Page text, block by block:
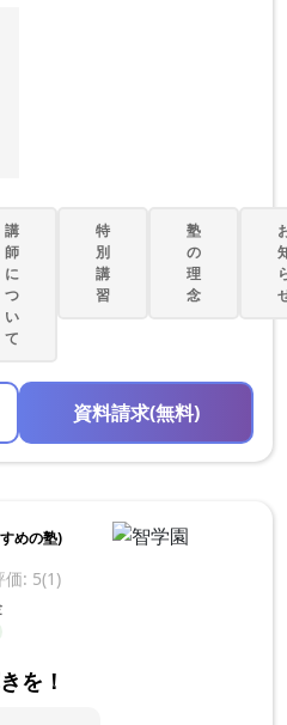
講
師
に
つ
い
て
特
別
講
習
塾
の
理
念
資料請求(無料)
めの塾)
価: 5(1)
を！